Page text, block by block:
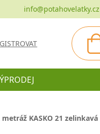
info@potahovelatky.cz
KASKO 21 zelinkavá